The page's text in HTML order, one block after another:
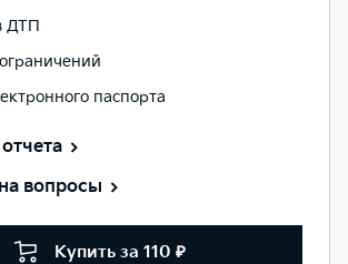
ДТП
паспорта
вопросы
Купить за 110 ₽